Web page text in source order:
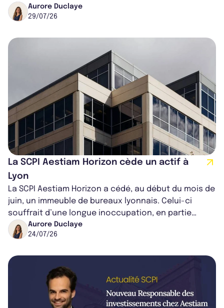
importante plus-value sur la vente.
Aurore Duclaye
29/07/26
La SCPI Aestiam Horizon cède un actif à
Lyon
La SCPI Aestiam Horizon a cédé, au début du mois de
juin, un immeuble de bureaux lyonnais. Celui-ci
souffrait d’une longue inoccupation, en partie
causée par son incompatibilité av...
Aurore Duclaye
24/07/26